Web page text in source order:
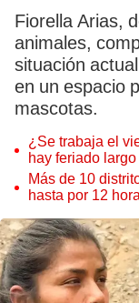
Fiorella Arias,
animales,
situación
en un espacio
mascotas.
¿Se trabaja el
hay feriado
Más de 10
hasta por 12